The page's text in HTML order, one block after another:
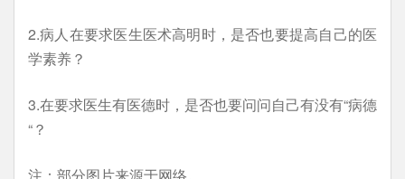
2.病人在要求医生医术高明时，是否也要提高自己的医
学素养？
3.在要求医生有医德时，是否也要问问自己有没有“病德
“？